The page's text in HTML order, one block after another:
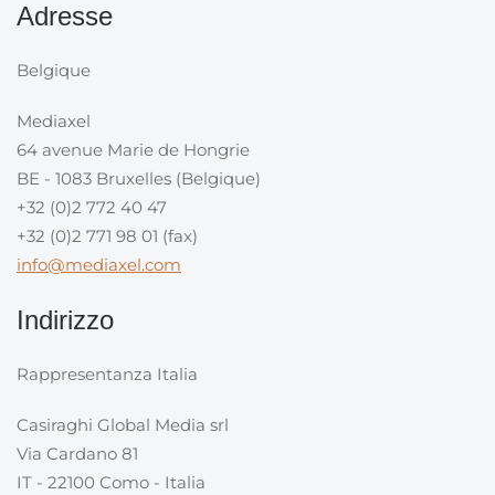
Adresse
Belgique
Mediaxel
64 avenue Marie de Hongrie
BE - 1083 Bruxelles (Belgique)
+32 (0)2 772 40 47
+32 (0)2 771 98 01 (fax)
info@mediaxel.com
Indirizzo
Rappresentanza Italia
Casiraghi Global Media srl
Via Cardano 81
IT - 22100 Como - Italia